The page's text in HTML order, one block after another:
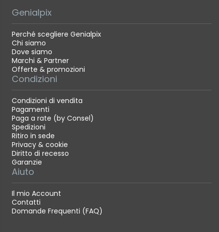
Genialpix
Perché scegliere Genialpix
Chi siamo
Dove siamo
Marchi & Partner
Offerte & promozioni
Condizioni
Condizioni di vendita
Pagamenti
Paga a rate (by Consel)
Spedizioni
Ritiro in sede
Privacy & cookie
Diritto di recesso
Garanzie
Aiuto
Il mio Account
Contatti
Domande Frequenti (FAQ)